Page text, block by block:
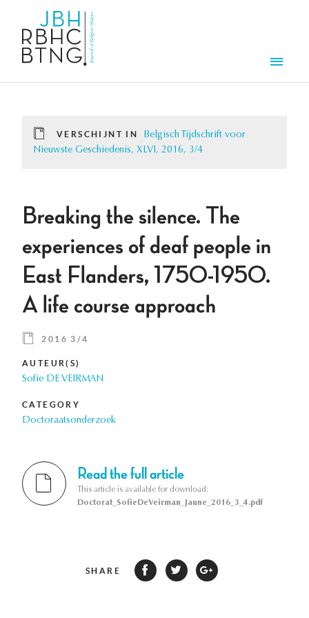
VERSCHIJNT IN
Belgisch Tijdschrift voor
Nieuwste Geschiedenis, XLVI, 2016, 3/4
Breaking the silence. The
experiences of deaf people in
East Flanders, 1750-1950.
A life course approach
2016 3/4
AUTEUR(S)
Sofie DE VEIRMAN
CATEGORY
Doctoraatsonderzoek
Read the full article
This article is available for download:
Doctorat_SofieDeVeirman_Jaune_2016_3_4.pdf
SHARE